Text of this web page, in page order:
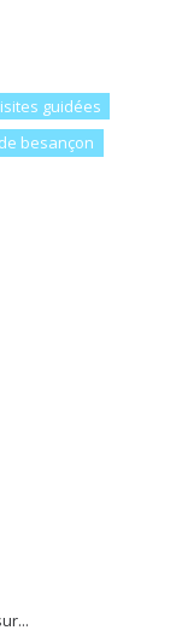
guidées
besançon